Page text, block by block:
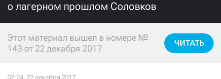
о лагерном прошлом Соловков
Этот материал вышел в номере №
143 от 22 декабря 2017
ЧИТАТЬ
500 300